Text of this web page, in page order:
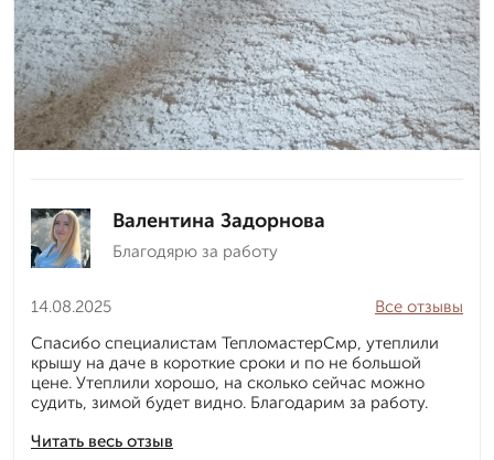
Валентина Задорнова
Благодярю за работу
14.08.2025
Читать весь отзыв
Все отзывы
Спасибо специалистам ТепломастерСмр, утеплили
крышу на даче в короткие сроки и по не большой
цене. Утеплили хорошо, на сколько сейчас можно
судить, зимой будет видно. Благодарим за работу.